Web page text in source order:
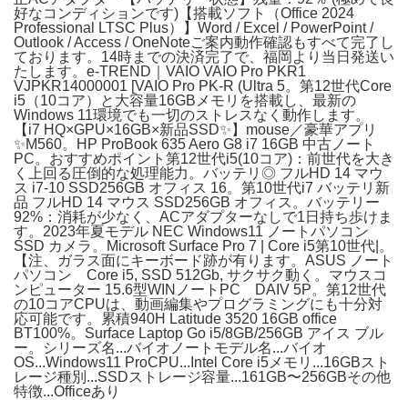
好なコンディションです)【搭載ソフト（Office 2024
Professional LTSC Plus）】Word / Excel / PowerPoint /
Outlook / Access / OneNoteご案内動作確認もすべて完了し
ております。14時までの決済完了で、福岡より当日発送い
たします。e-TREND｜VAIO VAIO Pro PKR1
VJPKR14000001 [VAIO Pro PK-R (Ultra 5。第12世代Core
i5（10コア）と大容量16GBメモリを搭載し、最新の
Windows 11環境でも一切のストレスなく動作します。
【i7 HQ×GPU×16GB×新品SSD✨】mouse／豪華アプリ
✨M560。HP ProBook 635 Aero G8 i7 16GB 中古ノート
PC。おすすめポイント第12世代i5(10コア)：前世代を大き
く上回る圧倒的な処理能力。バッテリ◎ フルHD 14 マウ
ス i7-10 SSD256GB オフィス 16。第10世代i7 バッテリ新
品 フルHD 14 マウス SSD256GB オフィス。バッテリー
92%：消耗が少なく、ACアダプターなしで1日持ち歩けま
す。2023年夏モデル NEC Windows11 ノートパソコン
SSD カメラ。Microsoft Surface Pro 7 | Core i5第10世代|。
【注、ガラス面にキーボード跡が有ります。ASUS ノート
パソコン Core i5, SSD 512Gb, サクサク動く。マウスコ
ンピューター 15.6型WINノートPC DAIV 5P。第12世代
の10コアCPUは、動画編集やプログラミングにも十分対
応可能です。累積940H Latitude 3520 16GB office
BT100%。Surface Laptop Go i5/8GB/256GB アイス ブル
ー。シリーズ名...バイオノートモデル名...バイオ
OS...Windows11 ProCPU...Intel Core i5メモリ...16GBスト
レージ種別...SSDストレージ容量...161GB〜256GBその他
特徴...Officeあり